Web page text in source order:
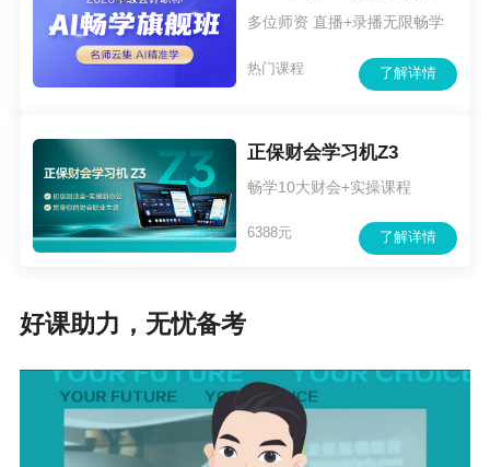
湾居民和外籍人员，具备本通知规定报名条件
的，可在本市报名并在本市参加考试。
硕士专业学位、会计博士专业学位的人员，报考
中级会计资格考试可免试《财务管理》科目。申
请免试者应在规定时间通过全国会计人员统一服
务管理平台提交中级会计资格考试免试申请。经
请并经审核确认的人员，无需再次申请。
说明：因考试政策、内容不断变化与调整，正保
会计网校提供的以上信息仅供参考，如有异议请
考生以官方部门公布的内容为准！
多位师资 直播+录播无限畅学
了解详情
热门课程
正保财会学习机Z3
畅学10大财会+实操课程
了解详情
6388元
好课助力，无忧备考